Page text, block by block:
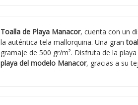
Toalla de Playa Manacor, cuenta con un
la auténtica tela mallorquina. Una gran
gramaje de 500 gr/m². Disfruta de la
playa del modelo Manacor, gracias a su